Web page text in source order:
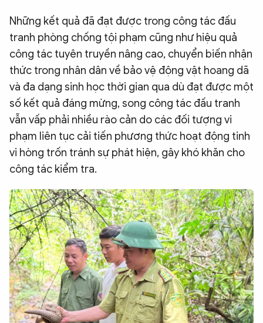
Những kết quả đã đạt được trong công tác đấu
tranh phòng chống tội phạm cũng như hiệu quả
công tác tuyên truyền nâng cao, chuyển biến nhận
thức trong nhân dân về bảo vệ động vật hoang dã
và đa dạng sinh học thời gian qua dù đạt được một
số kết quả đáng mừng, song công tác đấu tranh
vẫn vấp phải nhiều rào cản do các đối tượng vi
phạm liên tục cải tiến phương thức hoạt động tinh
vi hòng trốn tránh sự phát hiện, gây khó khăn cho
công tác kiểm tra.